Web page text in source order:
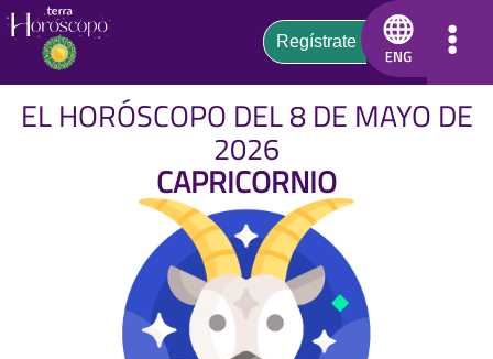
EL HORÓSCOPO DEL 8 DE MAYO DE
2026
CAPRICORNIO